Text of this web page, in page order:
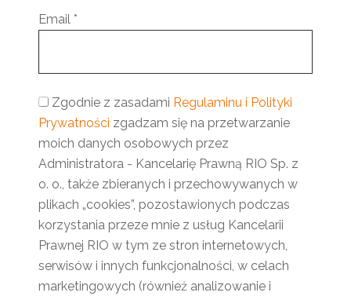
Email *
Zgodnie z zasadami Regulaminu i Polityki
Prywatności zgadzam się na przetwarzanie
moich danych osobowych przez
Administratora - Kancelarię Prawną RIO Sp. z
o. o., także zbieranych i przechowywanych w
plikach „cookies”, pozostawionych podczas
korzystania przeze mnie z usług Kancelarii
Prawnej RIO w tym ze stron internetowych,
serwisów i innych funkcjonalności, w celach
marketingowych (również analizowanie i